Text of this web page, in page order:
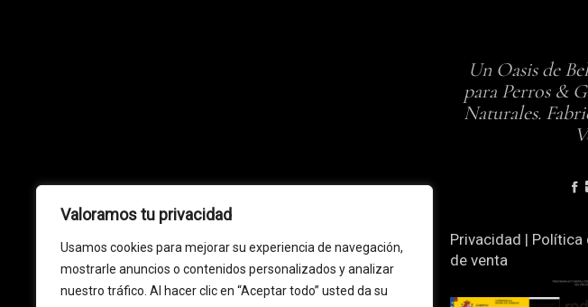
Valoramos tu privacidad
Usamos cookies para mejorar su experiencia de navegación,
mostrarle anuncios o contenidos personalizados y analizar
nuestro tráfico. Al hacer clic en “Aceptar todo” usted da su
Un Oasis de
para Perros &
Naturales.
Privacidad | Política
de venta